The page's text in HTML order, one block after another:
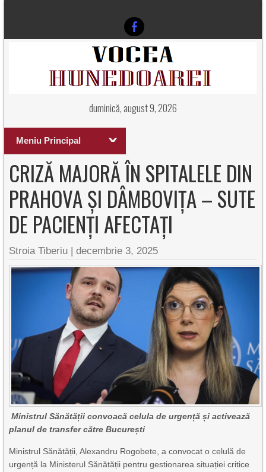
duminică, august 9, 2026
Meniu Principal
CRIZĂ MAJORĂ ÎN SPITALELE DIN
PRAHOVA ȘI DÂMBOVIȚA – SUTE
DE PACIENȚI AFECTAȚI
Stroia Tiberiu |decembrie 3, 2025
Ministrul Sănătății convoacă celula de urgență și activează
planul de transfer către București
Ministrul Sănătății, Alexandru Rogobete, a convocat o celulă de
urgență la Ministerul Sănătății pentru gestionarea situației critice